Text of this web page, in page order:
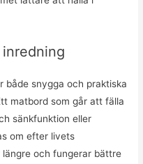
både snygga och praktiska
matbord som går att fälla
sänkfunktion eller
om efter livets
och fungerar bättre